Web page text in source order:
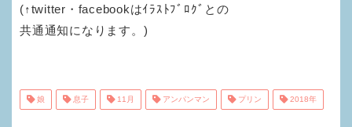
(↑twitter・facebookはｲﾗｽﾄﾌﾞﾛｸﾞとの
共通通知になります。)
娘 息子 11月 アンパンマン プリン 2018年